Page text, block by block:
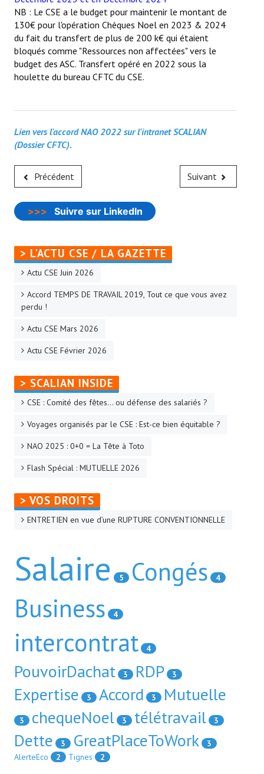
NB : Le CSE a le budget pour maintenir le montant de
130€ pour l'opération Chèques Noel en 2023 & 2024
du fait du transfert de plus de 200 k€ qui étaient
bloqués comme "Ressources non affectées" vers le
budget des ASC. Transfert opéré en 2022 sous la
houlette du bureau CFTC du CSE.
Lien vers l'accord NAO 2022 sur l'intranet SCALIAN
(Dossier CFTC).
Précédent Suivant
>>> Suivre sur LinkedIn
> L'ACTU CSE / LA GAZETTE
Actu CSE Juin 2026
Accord TEMPS DE TRAVAIL 2019, Tout ce que vous avez
perdu !
Actu CSE Mars 2026
Actu CSE Février 2026
> SCALIAN INSIDE
CSE : Comité des fêtes… ou défense des salariés ?
Voyages organisés par le CSE : Est-ce bien équitable ?
NAO 2025 : 0+0 = La Tête à Toto
Flash Spécial : MUTUELLE 2026
> VOS DROITS
ENTRETIEN en vue d’une RUPTURE CONVENTIONNELLE
Salaire 5 Congés 4
Business 4
intercontrat 4
PouvoirDachat 3 RDP 3
Expertise 3 Accord 3 Mutuelle
3 chequeNoel 3 télétravail 3
Dette 3 GreatPlaceToWork
3
AlerteEco
2 Tignes 2